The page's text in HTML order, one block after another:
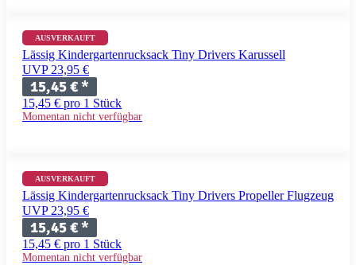
AUSVERKAUFT
Lässig Kindergartenrucksack Tiny Drivers Karussell
UVP 23,95 €
15,45 €*
15,45 € pro 1 Stück
Momentan nicht verfügbar
AUSVERKAUFT
Lässig Kindergartenrucksack Tiny Drivers Propeller Flugzeug
UVP 23,95 €
15,45 €*
15,45 € pro 1 Stück
Momentan nicht verfügbar